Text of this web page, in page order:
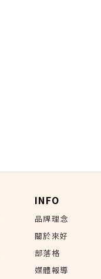
INFO
品牌理念
關於來好
部落格
媒體報導